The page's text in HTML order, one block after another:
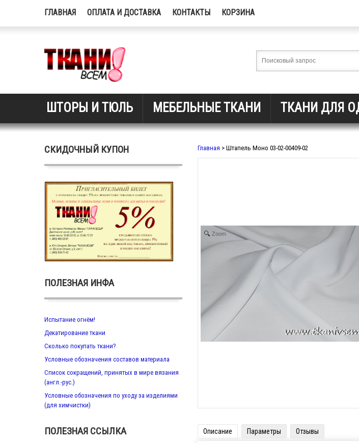
ГЛАВНАЯ ОПЛАТА И ДОСТАВКА КОНТАКТЫ КОРЗИНА
ШТОРЫ И ТЮЛЬ МЕБЕЛЬНЫЕ ТКАНИ ТКАНИ ДЛЯ
СКИДОЧНЫЙ КУПОН
ПОЛЕЗНАЯ ИНФА
Испытание огнём!
Декатирование ткани
Сколько покупать ткани?
Условные обозначения составов материала
Список сокращений, принятых в мире вязания
(англ.-рус.)
Условные обозначения по уходу за изделиями
(для химчистки)
ПОЛЕЗНАЯ ССЫЛКА
Главная > Штапель Моно 03-02-00409-02
Zoom
Описание Параметры Отзывы